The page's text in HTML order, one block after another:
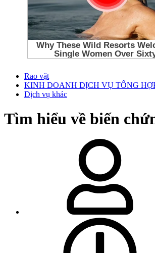
Rao vặt
KINH DOANH DỊCH VỤ TỔNG
Dịch vụ khác
Tìm hiểu về biến